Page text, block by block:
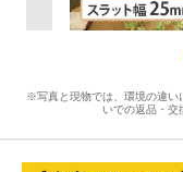
※写真と現物では、環境の違い
いでの返品・交